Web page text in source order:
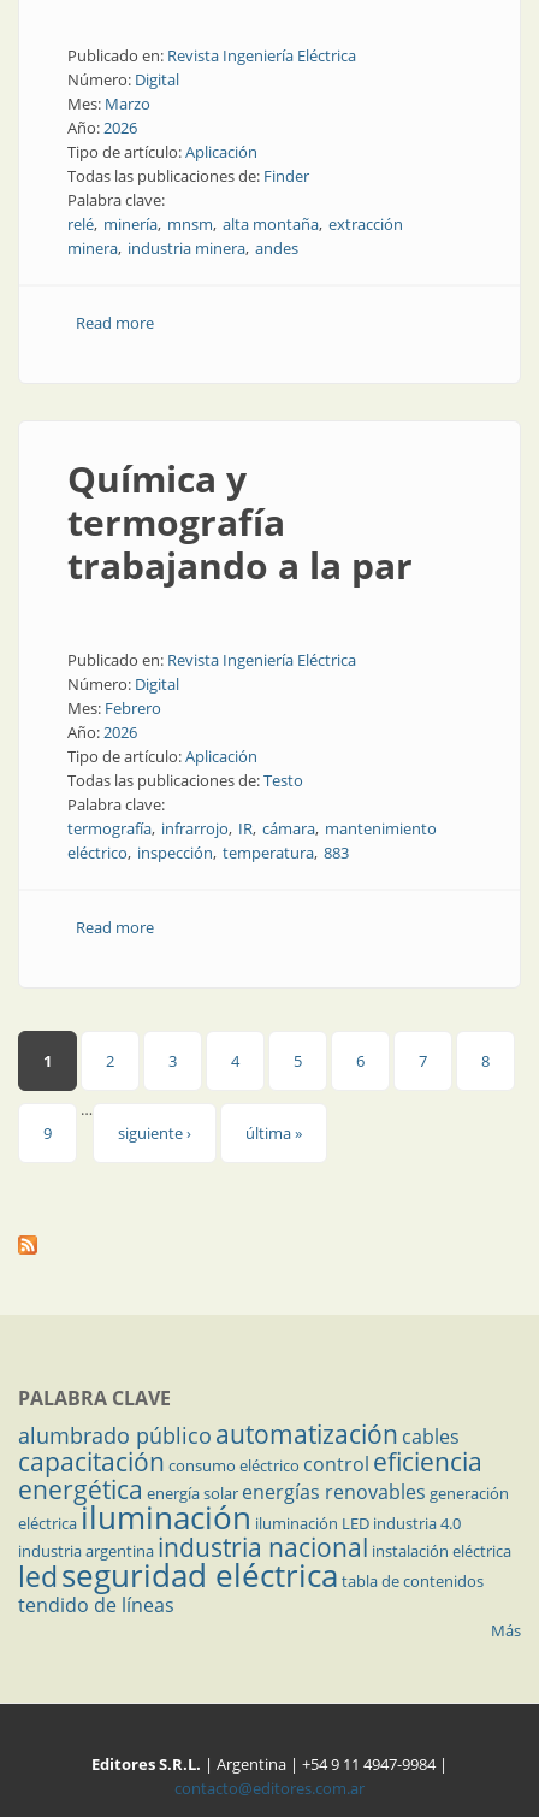
Publicado en: Revista Ingeniería Eléctrica
Número: Digital
Mes: Marzo
Año:2026
Tipo de artículo:Aplicación
Todas las publicaciones de: Finder
Palabra clave:
relé minería mnsm alta montaña extracción
minera industria minera andes
Read moreabout Operación eléctrica de altura
Química y
termografía
trabajando a la par
Publicado en: Revista Ingeniería Eléctrica
Número: Digital
Mes: Febrero
Año:2026
Tipo de artículo:Aplicación
Todas las publicaciones de:Testo
Palabra clave:
termografía infrarrojo IR cámara mantenimiento
eléctrico inspección temperatura 883
Read moreabout Química y termografía trabajando a la par
Páginas
1 2 3 4 5 6 7 8
9
…
siguiente ›
última »
PALABRA CLAVE
alumbrado público automatización cables
capacitación consumo eléctrico control eficiencia
energética energía solar energías renovables generación
eléctricailuminación iluminación LED industria 4.0
industria argentina industria nacional instalación eléctrica
ledseguridad eléctrica tabla de contenidos
tendido de líneas
Más
Editores S.R.L. | Argentina | +54 9 11 4947-9984 |
contacto@editores.com.ar